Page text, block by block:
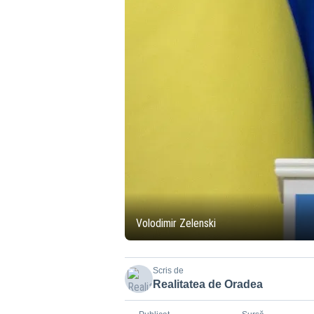
Volodimir Zelenski
Scris de
Realitatea de Oradea